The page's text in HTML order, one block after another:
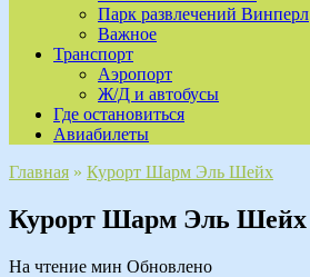
Парк развлечений Винперл
Важное
Транспорт
Аэропорт
Ж/Д и автобусы
Где остановиться
Авиабилеты
Главная » Курорт Шарм Эль Шейх
Курорт Шарм Эль Шейх
На чтение мин Обновлено